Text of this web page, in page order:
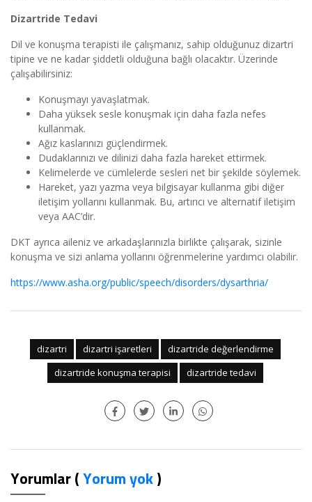
Dizartride Tedavi
Dil ve konuşma terapisti ile çalışmanız, sahip olduğunuz dizartri
tipine ve ne kadar şiddetli olduğuna bağlı olacaktır. Üzerinde
çalışabilirsiniz:
Konuşmayı yavaşlatmak.
Daha yüksek sesle konuşmak için daha fazla nefes
kullanmak.
Ağız kaslarınızı güçlendirmek.
Dudaklarınızı ve dilinizi daha fazla hareket ettirmek.
Kelimelerde ve cümlelerde sesleri net bir şekilde söylemek.
Hareket, yazı yazma veya bilgisayar kullanma gibi diğer
iletişim yollarını kullanmak. Bu, artırıcı ve alternatif iletişim
veya AAC’dir.
DKT ayrıca aileniz ve arkadaşlarınızla birlikte çalışarak, sizinle
konuşma ve sizi anlama yollarını öğrenmelerine yardımcı olabilir.
https://www.asha.org/public/speech/disorders/dysarthria/
dizartri dizartri işaretleri
dizartride değerlendirme
dizartride konuşma terapisi
dizartride tedavi
Yorumlar ( Yorum yok )